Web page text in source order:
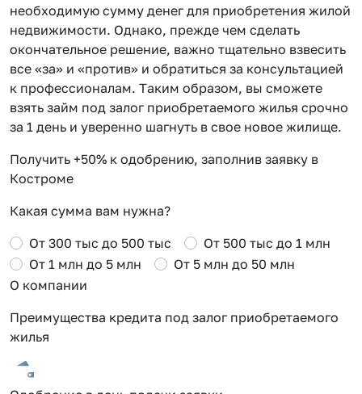
необходимую сумму денег для приобретения жилой
недвижимости. Однако, прежде чем сделать
окончательное решение, важно тщательно взвесить
все «за» и «против» и обратиться за консультацией
к профессионалам. Таким образом, вы сможете
взять займ под залог приобретаемого жилья срочно
за 1 день и уверенно шагнуть в свое новое жилище.
Получить +50% к одобрению, заполнив заявку в
Костроме
Какая сумма вам нужна?
От 300 тыс до 500 тыс
От 500 тыс до 1 млн
От 1 млн до 5 млн
От 5 млн до 50 млн
О компании
Преимущества кредита под залог приобретаемого
жилья